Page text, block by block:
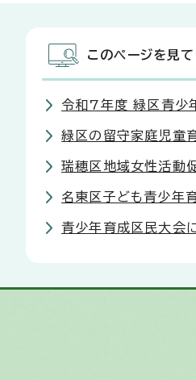
このページを見
令和7年度 緑区青少
緑区の留守家庭児童
瑞穂区地域女性活動
名東区子ども青少年
青少年育成区民大会